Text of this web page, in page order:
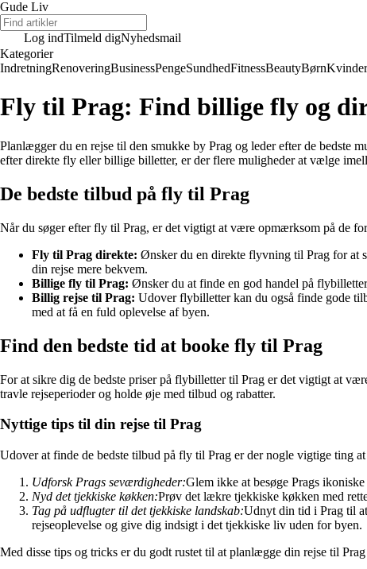
Gude Liv
Log indTilmeld digNyhedsmail
Kategorier
IndretningRenoveringBusinessPengeSundhedFitnessBeautyBørnKvinder
Fly til Prag: Find billige fly og
Planlægger du en rejse til den smukke by Prag og leder efter de
efter direkte fly eller billige billetter, er der flere muligheder at vælge
De bedste tilbud på fly til Prag
Når du søger efter fly til Prag, er det vigtigt at være opmærksom på de
Fly til Prag direkte: Ønsker du en direkte flyvning til Prag for at
din rejse mere bekvem.
Billige fly til Prag: Ønsker du at finde en god handel på
Billig rejse til Prag: Udover flybilletter kan du også finde gode
med at få en fuld oplevelse af byen.
Find den bedste tid at booke fly til Prag
For at sikre dig de bedste priser på flybilletter til Prag er det vigtigt at
travle rejseperioder og holde øje med tilbud og rabatter.
Nyttige tips til din rejse til Prag
Udover at finde de bedste tilbud på fly til Prag er der nogle vigtige ting
Udforsk Prags seværdigheder:Glem ikke at besøge Prags
Nyd det tjekkiske køkken:Prøv det lækre tjekkiske køkken med
Tag på udflugter til det tjekkiske landskab:Udnyt din tid i Prag til
rejseoplevelse og give dig indsigt i det tjekkiske liv uden for byen.
Med disse tips og tricks er du godt rustet til at planlægge din rejse til